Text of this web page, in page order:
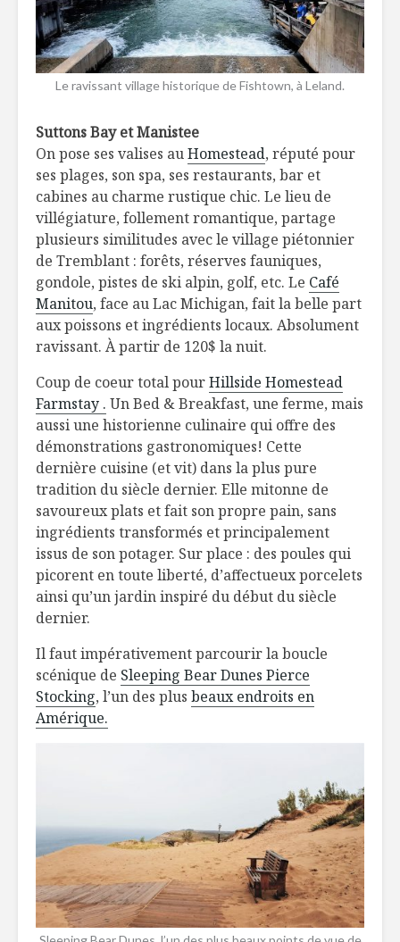
Le ravissant village historique de Fishtown, à Leland.
Suttons Bay et Manistee
On pose ses valises auHomestead, réputé pour
ses plages, son spa, ses restaurants, bar et
cabines au charme rustique chic. Le lieu de
villégiature, follement romantique, partage
plusieurs similitudes avec le village piétonnier
de Tremblant : forêts, réserves fauniques,
gondole, pistes de ski alpin, golf, etc. Le Café
Manitou, face au Lac Michigan, fait la belle part
aux poissons et ingrédients locaux. Absolument
ravissant. À partir de 120$ la nuit.
Coup de coeur total pourHillside Homestead
Farmstay . Un Bed & Breakfast, une ferme, mais
aussi une historienne culinaire qui offre des
démonstrations gastronomiques! Cette
dernière cuisine (et vit) dans la plus pure
tradition du siècle dernier. Elle mitonne de
savoureux plats et fait son propre pain, sans
ingrédients transformés et principalement
issus de son potager. Sur place : des poules qui
picorent en toute liberté, d’affectueux porcelets
ainsi qu’un jardin inspiré du début du siècle
dernier.
Il faut impérativement parcourir la boucle
scénique de Sleeping Bear Dunes Pierce
Stocking, l’un des plus beaux endroits en
Amérique.